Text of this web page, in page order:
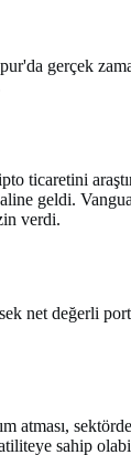
gerçek
ticaretini
geldi.
verdi.
net değerli
atması,
sahip